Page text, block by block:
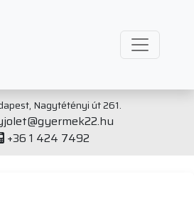
Nagytétényi út 261.
+36 1 424 7492